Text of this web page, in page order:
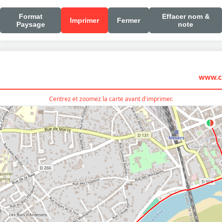
Format
Paysage
Imprimer Fermer
Effacer nom &
note
Centrez et zoomez la carte avant d'imprimer.